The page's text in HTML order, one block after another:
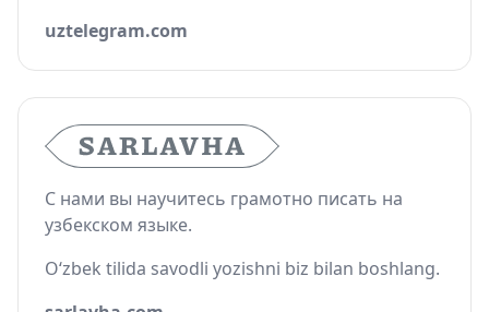
uztelegram.com
С нами вы научитесь грамотно писать на
узбекском языке.
O‘zbek tilida savodli yozishni biz bilan boshlang.